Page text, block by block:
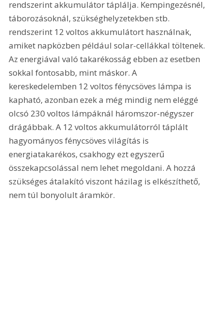
rendszerint akkumulátor táplálja. Kempingezésnél,
táborozásoknál, szükséghelyzetekben stb.
rendszerint 12 voltos akkumulátort használnak,
amiket napközben például solar-cellákkal töltenek.
Az energiával való takarékosság ebben az esetben
sokkal fontosabb, mint máskor. A
kereskedelemben 12 voltos fénycsöves lámpa is
kapható, azonban ezek a még mindig nem eléggé
olcsó 230 voltos lámpáknál háromszor-négyszer
drágábbak. A 12 voltos akkumulátorról táplált
hagyományos fénycsöves világítás is
energiatakarékos, csakhogy ezt egyszerű
összekapcsolással nem lehet megoldani. A hozzá
szükséges átalakító viszont házilag is elkészíthető,
nem túl bonyolult áramkör.